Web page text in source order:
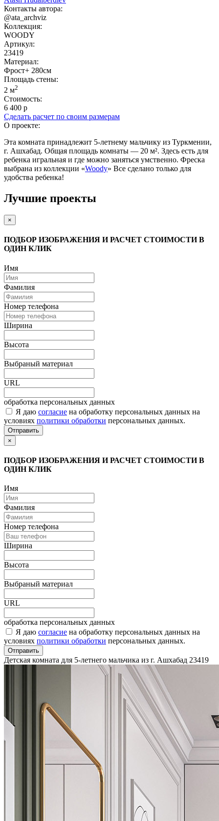
Контакты автора:
@ata_archviz
Коллекция:
WOODY
Артикул:
23419
Материал:
Фрост+ 280см
Площадь cтены:
2 м2
Стоимость:
6 400 р
Сделать расчет по своим размерам
О проекте:
Эта комната принадлежит 5-летнему мальчику из Туркмении,
г. Ашхабад. Общая площадь комнаты — 20 м². Здесь есть для
ребенка игральная и где можно заняться умственно. Фреска
выбрана из коллекции «Woody» Все сделано только для
удобства ребенка!
Лучшие проекты
×
ПОДБОР ИЗОБРАЖЕНИЯ И РАСЧЕТ СТОИМОСТИ В
ОДИН КЛИК
Имя
Фамилия
Номер телефона
Ширина
Высота
Выбраный материал
URL
обработка персональных данных
Я даю согласие на обработку персональных данных на
условиях политики обработки персональных данных.
Отправить
×
ПОДБОР ИЗОБРАЖЕНИЯ И РАСЧЕТ СТОИМОСТИ В
ОДИН КЛИК
Имя
Фамилия
Номер телефона
Ширина
Высота
Выбраный материал
URL
обработка персональных данных
Я даю согласие на обработку персональных данных на
условиях политики обработки персональных данных.
Отправить
Детская комната для 5-летнего мальчика из г. Ашхабад 23419